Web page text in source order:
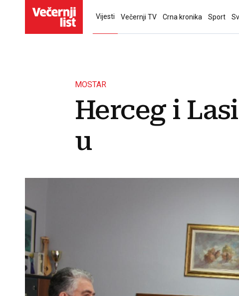
Vijesti Večernji TV Crna kronika Sport
MOSTAR
Herceg i
u